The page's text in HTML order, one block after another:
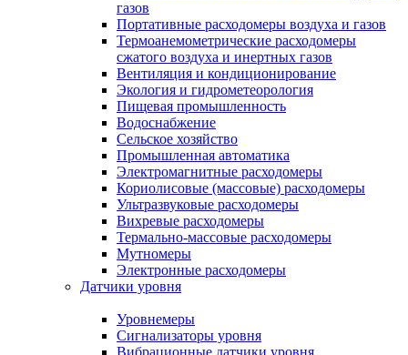
газов
Портативные расходомеры воздуха и газов
Термоанемометрические расходомеры
сжатого воздуха и инертных газов
Вентиляция и кондиционирование
Экология и гидрометеорология
Пищевая промышленность
Водоснабжение
Сельское хозяйство
Промышленная автоматика
Электромагнитные расходомеры
Кориолисовые (массовые) расходомеры
Ультразвуковые расходомеры
Вихревые расходомеры
Термально-массовые расходомеры
Мутномеры
Электронные расходомеры
Датчики уровня
Уровнемеры
Сигнализаторы уровня
Вибрационные датчики уровня